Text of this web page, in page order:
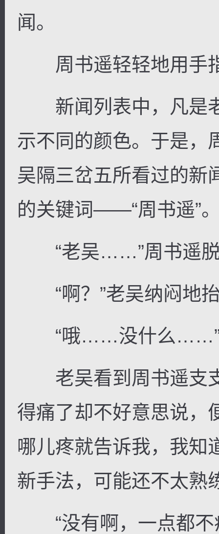
闻。
周书遥轻轻地用手
新闻列表中，凡是
示不同的颜色。于是，
吴隔三岔五所看过的新
的关键词——“周书遥”
“老吴……”周书遥脱
“啊？”老吴纳闷地
“哦……没什么……”
老吴看到周书遥支
得痛了却不好意思说，
哪儿疼就告诉我，我知
新手法，可能还不太熟
“没有啊，一点都不